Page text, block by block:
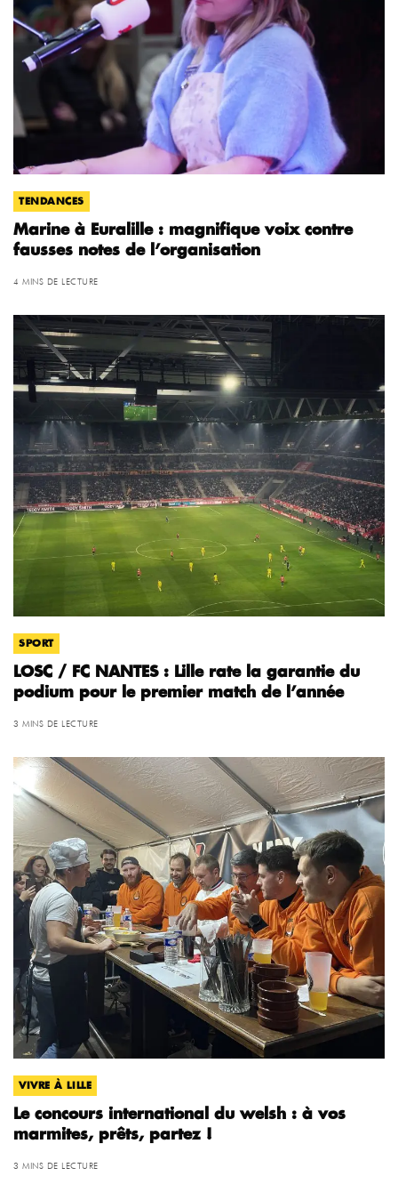
TENDANCES
Marine à Euralille : magnifique voix contre
fausses notes de l’organisation
4 MINS DE LECTURE
SPORT
LOSC / FC NANTES : Lille rate la garantie du
podium pour le premier match de l’année
3 MINS DE LECTURE
VIVRE À LILLE
Le concours international du welsh : à vos
marmites, prêts, partez !
3 MINS DE LECTURE